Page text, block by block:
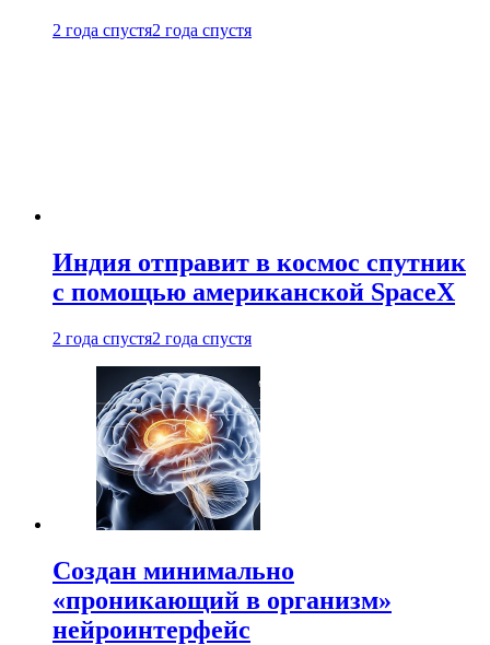
2 года спустя2 года спустя
Индия отправит в космос спутник
с помощью американской SpaceX
2 года спустя2 года спустя
Создан минимально
«проникающий в организм»
нейроинтерфейс